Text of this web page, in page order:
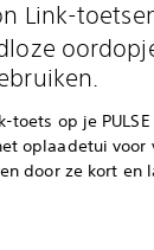
Link-
toets op je
oplaadetui voor
door ze kort en